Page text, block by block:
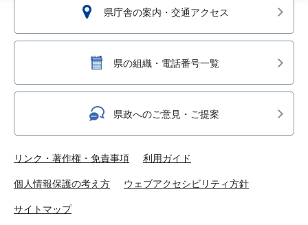
県庁舎の案内・交通アクセス
県の組織・電話番号一覧
県政へのご意見・ご提案
リンク・著作権・免責事項 利用ガイド
個人情報保護の考え方 ウェブアクセシビリティ方針
サイトマップ